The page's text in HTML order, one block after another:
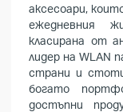
аксесоари,
ежедневния
класирана от
лидер на WLAN
страни и
богато
достъпни